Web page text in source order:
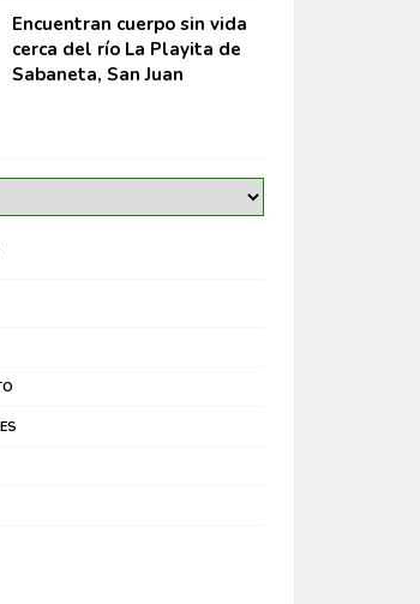
Encuentran cuerpo sin vida
cerca del río La Playita de
Sabaneta, San Juan